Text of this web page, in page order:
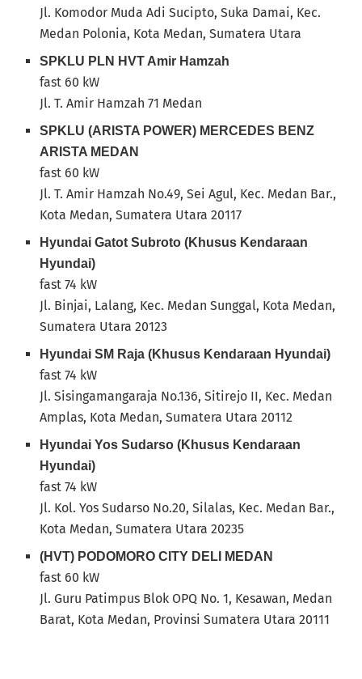
Jl. Komodor Muda Adi Sucipto, Suka Damai, Kec.
Medan Polonia, Kota Medan, Sumatera Utara
SPKLU PLN HVT Amir Hamzah
fast 60 kW
Jl. T. Amir Hamzah 71 Medan
SPKLU (ARISTA POWER) MERCEDES BENZ
ARISTA MEDAN
fast 60 kW
Jl. T. Amir Hamzah No.49, Sei Agul, Kec. Medan Bar.,
Kota Medan, Sumatera Utara 20117
Hyundai Gatot Subroto (Khusus Kendaraan
Hyundai)
fast 74 kW
Jl. Binjai, Lalang, Kec. Medan Sunggal, Kota Medan,
Sumatera Utara 20123
Hyundai SM Raja (Khusus Kendaraan Hyundai)
fast 74 kW
Jl. Sisingamangaraja No.136, Sitirejo II, Kec. Medan
Amplas, Kota Medan, Sumatera Utara 20112
Hyundai Yos Sudarso (Khusus Kendaraan
Hyundai)
fast 74 kW
Jl. Kol. Yos Sudarso No.20, Silalas, Kec. Medan Bar.,
Kota Medan, Sumatera Utara 20235
(HVT) PODOMORO CITY DELI MEDAN
fast 60 kW
Jl. Guru Patimpus Blok OPQ No. 1, Kesawan, Medan
Barat, Kota Medan, Provinsi Sumatera Utara 20111